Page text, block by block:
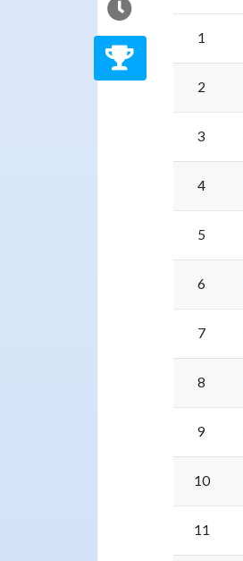
1
2
3
4
5
6
7
8
9
10
11